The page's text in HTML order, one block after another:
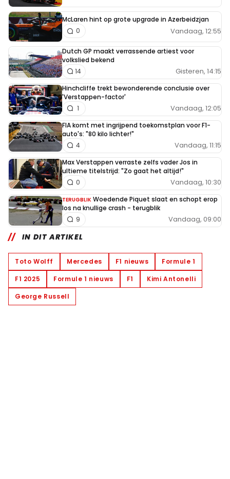
McLaren hint op grote upgrade in Azerbeidzjan
Vandaag, 12:55
0
Dutch GP maakt verrassende artiest voor
volkslied bekend
Gisteren, 14:15
14
Hinchcliffe trekt bewonderende conclusie over
'Verstappen-factor'
Vandaag, 12:05
1
FIA komt met ingrijpend toekomstplan voor F1-
auto's: "80 kilo lichter!"
Vandaag, 11:15
4
Max Verstappen verraste zelfs vader Jos in
ultieme titelstrijd: "Zo gaat het altijd!"
Vandaag, 10:30
0
TERUGBLIK Woedende Piquet slaat en schopt erop
los na knullige crash - terugblik
Vandaag, 09:00
9
IN DIT ARTIKEL
Toto Wolff Mercedes F1 nieuws
Formule 1
F1 2025
Formule 1 nieuws F1
Kimi Antonelli
George Russell